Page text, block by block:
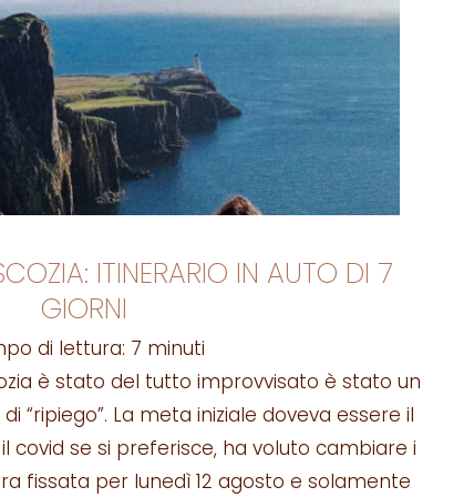
ITINERARIO IN AUTO DI 7
GIORNI
di lettura: 7 minuti
è stato del tutto improvvisato è stato un
“ripiego”. La meta iniziale doveva essere il
covid se si preferisce, ha voluto cambiare i
fissata per lunedì 12 agosto e solamente